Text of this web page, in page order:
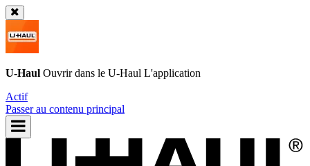
U-Haul Ouvrir dans le U-Haul L'application
Actif
Passer au contenu principal